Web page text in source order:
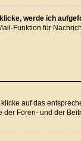
werde ich
Funktion für
auf das
Foren- und der